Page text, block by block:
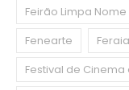
Feirão Limpa Nome
Fenearte
Festival de